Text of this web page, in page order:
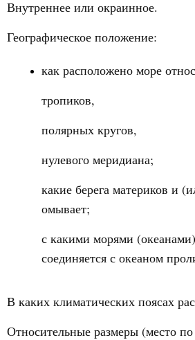
Внутреннее или окраинное.
Географическое положение:
как расположено море
тропиков,
полярных кругов,
нулевого меридиана;
какие берега материков и
омывает;
с какими морями
соединяется с океаном
В каких климатических поясах
Относительные размеры (место